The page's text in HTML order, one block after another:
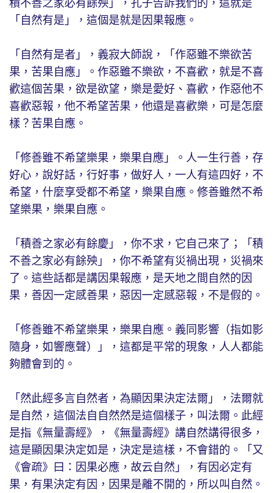
積不善之家必有餘殃」，孔子告訴我們的，這就是
「自然有是」，這個是就是因果報應。
「自然有是者」，義寂大師說，「作惡雖不樂欲苦
果，苦果自應」。作惡雖不樂欲，不喜歡，就是不喜
歡這個苦果，欲是欲望，樂是愛好、喜歡，作惡他不
喜歡惡報，他不希望苦果，他還是喜歡樂，可是怎麼
樣？苦果自應。
「修善雖不希望樂果，樂果自應」。人一生行善，存
好心，說好話，行好事，做好人，一人有這四好，不
希望，什麼享受都不希望，樂果自應。修善雖然不希
望樂果，樂果自應。
「積善之家必有餘慶」，你不求，它自己來了；「積
不善之家必有餘殃」，你不希望有災禍出現，災禍來
了。這些話都是講因果報應，是天地之間自然的因
果，善因一定感善果，惡因一定感惡報，不是假的。
「修善雖不希望樂果，樂果自應。義同影響（指如影
隨身，如響應聲）」，這都是平常的現象，人人都能
夠體會到的。
「然此經多言自然者，為顯因果決定法爾」，法爾就
是自然，這個法自自然然是這個樣子，叫法爾。此經
是指《無量壽經》，《無量壽經》講自然講得很多，
這是顯因果決定如是，決定是這樣，不會錯的。「又
《會疏》曰：因果必應，故云自然」，有因必定有
果，有果決定有因，因果是離不開的，所以叫自然。